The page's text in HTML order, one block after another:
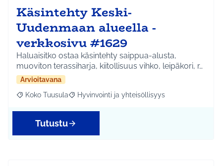
Käsintehty Keski-
Uudenmaan alueella -
verkkosivu #1629
Haluaisitko ostaa käsintehty saippua-alusta,
muoviton terassiharja, kiitollisuus vihko, leipäkori, r…
Arvioitavana
Rajaa tulokset aihepiirin mukaan: Koko Tuusula
Koko Tuusula Rajaa tulokset teeman mukaan: Hyvinvointi ja
Hyvinvointi ja yhteisöllisyys
Tutustu